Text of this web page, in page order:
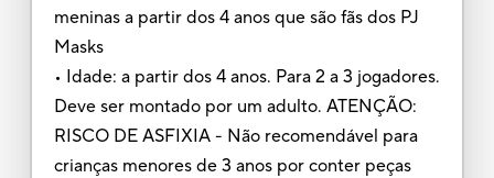
meninas a partir dos 4 anos que são fãs dos PJ
Masks
• Idade: a partir dos 4 anos. Para 2 a 3 jogadores.
Deve ser montado por um adulto. ATENÇÃO:
RISCO DE ASFIXIA - Não recomendável para
crianças menores de 3 anos por conter peças